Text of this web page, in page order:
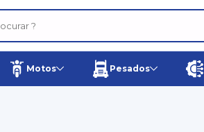
Motos Pesados